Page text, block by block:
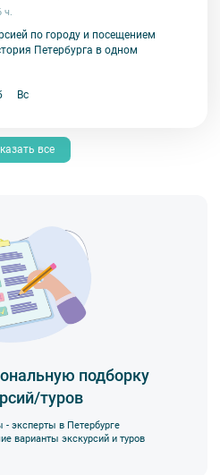
ч.
по городу и посещением
Петербурга в одном
Вс
все
подборку
туров
эксперты в Петербурге
варианты экскурсий и туров